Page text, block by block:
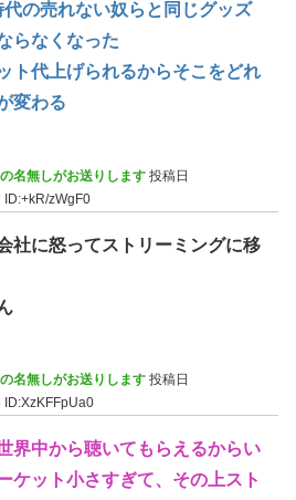
の売れない奴らと同じグッズ
らなくなった
ト代上げられるからそこをどれ
変わる
名無しがお送りします 投稿日
ID:+kR/zWgF0
社に怒ってストリーミングに移
名無しがお送りします 投稿日
ID:XzKFFpUa0
界中から聴いてもらえるからい
ケット小さすぎて、その上スト